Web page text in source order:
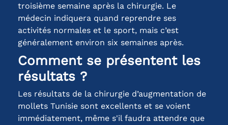
troisième semaine après la chirurgie. Le
médecin indiquera quand reprendre ses
activités normales et le sport, mais c’est
généralement environ six semaines après.
Comment se présentent les
résultats ?
Les résultats de la chirurgie d’augmentation de
mollets Tunisie sont excellents et se voient
immédiatement, même s'il faudra attendre que